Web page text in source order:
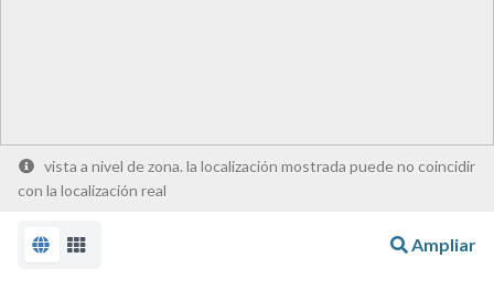
vista a nivel de zona. la localización mostrada puede no coincidir
con la localización real
Ampliar